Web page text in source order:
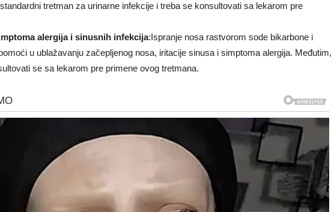
tretman za urinarne infekcije i treba se konsultovati sa lekarom pre
alergija i sinusnih infekcija:Ispranje nosa rastvorom sode bikarbone i
u ublažavanju začepljenog nosa, iritacije sinusa i simptoma alergija. Međutim,
se sa lekarom pre primene ovog tretmana.